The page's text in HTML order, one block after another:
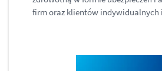
firm oraz klientów indywidualnych